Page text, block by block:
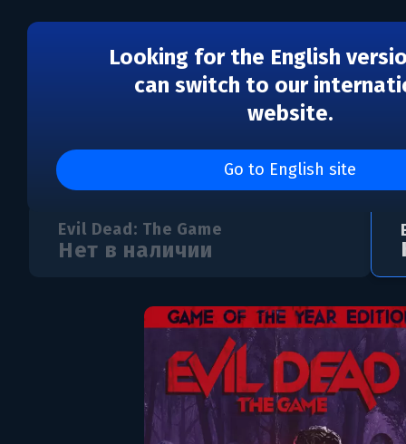
Looking for the English
can switch to our
website.
Go to English site
Evil Dead: The Game -
Evil Dead: The Game
Нет в наличии